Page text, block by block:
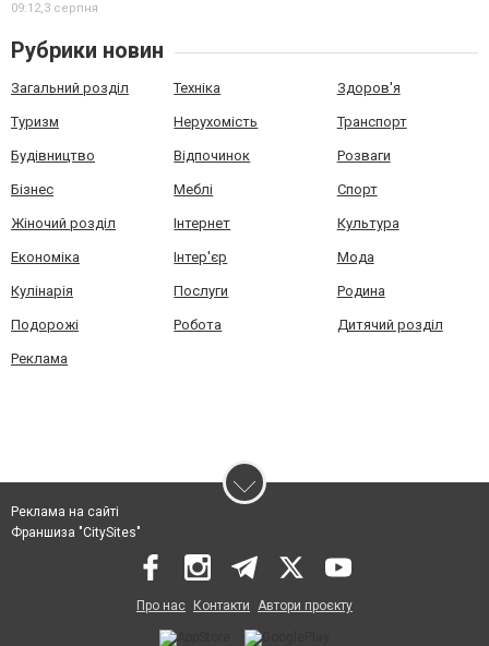
09:12,3 серпня
Рубрики новин
Загальний розділ Техніка Здоров'я
Туризм Нерухомість Транспорт
Будівництво Відпочинок Розваги
Бізнес Меблі Спорт
Жіночий розділ Інтернет Культура
Економіка Інтер'єр Мода
Кулінарія Послуги Родина
Подорожі Робота Дитячий розділ
Реклама
Реклама на сайті
Франшиза "CitySites"
Про нас Контакти Автори проєкту